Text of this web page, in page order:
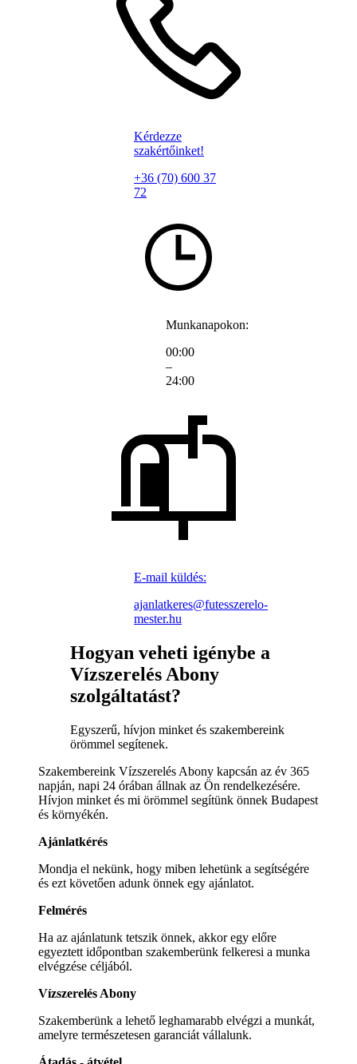
Kérdezze
szakértőinket!
+36 (70) 600 37
72
Munkanapokon:
00:00
–
24:00
E-mail küldés:
ajanlatkeres@futesszerelo-
mester.hu
Hogyan veheti igénybe a
Vízszerelés Abony
szolgáltatást?
Egyszerű, hívjon minket és szakembereink
örömmel segítenek.
Szakembereink Vízszerelés Abony kapcsán az év 365
napján, napi 24 órában állnak az Ön rendelkezésére.
Hívjon minket és mi örömmel segítünk önnek Budapest
és környékén.
Ajánlatkérés
Mondja el nekünk, hogy miben lehetünk a segítségére
és ezt követően adunk önnek egy ajánlatot.
Felmérés
Ha az ajánlatunk tetszik önnek, akkor egy előre
egyeztett időpontban szakemberünk felkeresi a munka
elvégzése céljából.
Vízszerelés Abony
Szakemberünk a lehető leghamarabb elvégzi a munkát,
amelyre természetesen garanciát vállalunk.